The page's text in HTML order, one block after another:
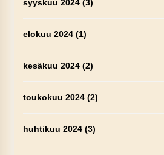
syyskuu 2024(3)
elokuu 2024(1)
kesäkuu 2024(2)
toukokuu 2024(2)
huhtikuu 2024(3)